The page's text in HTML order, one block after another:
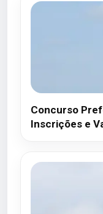
Concurso
Inscrições e